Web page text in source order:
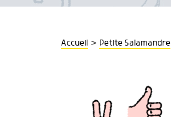
Accueil > Petite Salamandre